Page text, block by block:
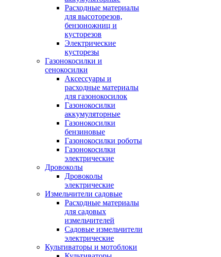
Расходные материалы
для высоторезов,
бензоножниц и
кусторезов
Электрические
кусторезы
Газонокосилки и
сенокосилки
Аксессуары и
расходные материалы
для газонокосилок
Газонокосилки
аккумуляторные
Газонокосилки
бензиновые
Газонокосилки роботы
Газонокосилки
электрические
Дровоколы
Дровоколы
электрические
Измельчители садовые
Расходные материалы
для садовых
измельчителей
Садовые измельчители
электрические
Культиваторы и мотоблоки